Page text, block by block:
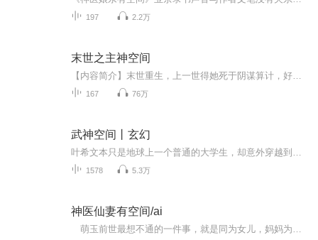
197 2.2万
末世之主神空间
167 76万
武神空间丨玄幻
1578 5.3万
神医仙妻有空间/ai